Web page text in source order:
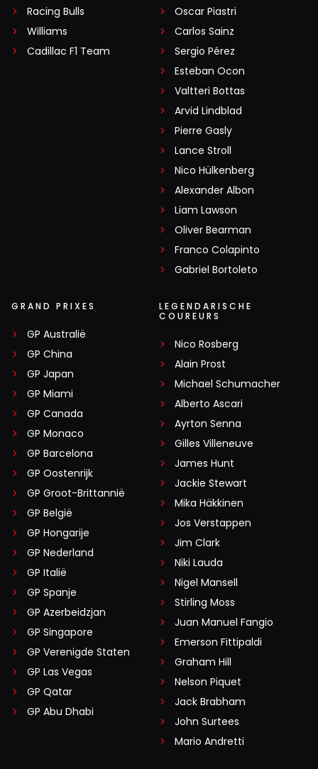
Racing Bulls
Williams
Cadillac F1 Team
Oscar Piastri
Carlos Sainz
Sergio Pérez
Esteban Ocon
Valtteri Bottas
Arvid Lindblad
Pierre Gasly
Lance Stroll
Nico Hülkenberg
Alexander Albon
Liam Lawson
Oliver Bearman
Franco Colapinto
Gabriel Bortoleto
GRAND PRIXES
GP Australië
GP China
GP Japan
GP Miami
GP Canada
GP Monaco
GP Barcelona
GP Oostenrijk
GP Groot-Brittannië
GP België
GP Hongarije
GP Nederland
GP Italië
GP Spanje
GP Azerbeidzjan
GP Singapore
GP Verenigde Staten
GP Las Vegas
GP Qatar
GP Abu Dhabi
LEGENDARISCHE
COUREURS
Nico Rosberg
Alain Prost
Michael Schumacher
Alberto Ascari
Ayrton Senna
Gilles Villeneuve
James Hunt
Jackie Stewart
Mika Häkkinen
Jos Verstappen
Jim Clark
Niki Lauda
Nigel Mansell
Stirling Moss
Juan Manuel Fangio
Emerson Fittipaldi
Graham Hill
Nelson Piquet
Jack Brabham
John Surtees
Mario Andretti